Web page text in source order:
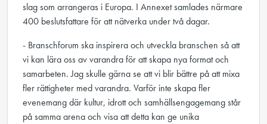
slag som arrangeras i Europa. I Annexet samlades närmare
400 beslutsfattare för att nätverka under två dagar.
- Branschforum ska inspirera och utveckla branschen så att
vi kan lära oss av varandra för att skapa nya format och
samarbeten. Jag skulle gärna se att vi blir bättre på att mixa
fler rättigheter med varandra. Varför inte skapa fler
evenemang där kultur, idrott och samhällsengagemang står
på samma arena och visa att detta kan ge unika